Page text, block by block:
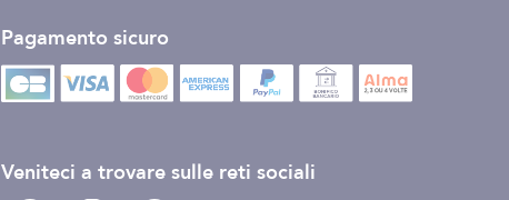
Pagamento sicuro
Veniteci a trovare sulle reti sociali